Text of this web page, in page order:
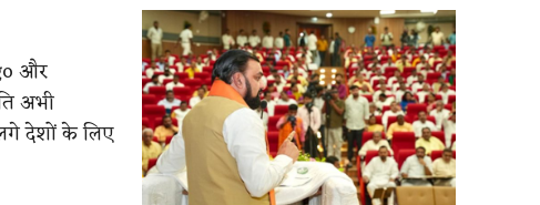
और
अभी
देशों के लिए